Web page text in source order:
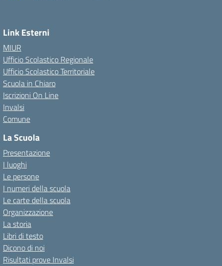
Link Esterni
MIUR
Ufficio Scolastico Regionale
Ufficio Scolastico Territoriale
Scuola in Chiaro
Iscrizioni On Line
Invalsi
Comune
La Scuola
Presentazione
I luoghi
Le persone
I numeri della scuola
Le carte della scuola
Organizzazione
La storia
Libri di testo
Dicono di noi
Risultati prove Invalsi